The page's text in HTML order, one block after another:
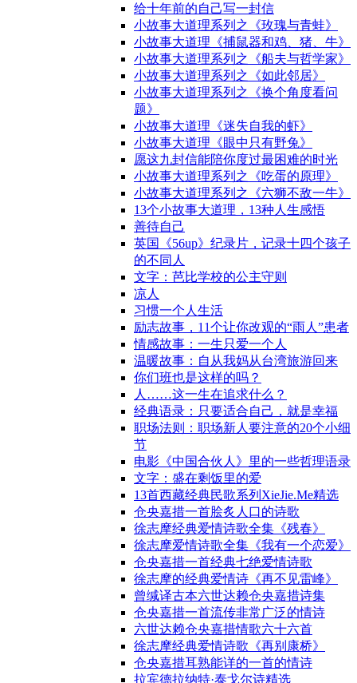
给十年前的自己写一封信
小故事大道理系列之《玫瑰与青蛙》
小故事大道理《捕鼠器和鸡、猪、牛》
小故事大道理系列之《船夫与哲学家》
小故事大道理系列之《如此邻居》
小故事大道理系列之《换个角度看问
题》
小故事大道理《迷失自我的虾》
小故事大道理《眼中只有野兔》
愿这九封信能陪你度过最困难的时光
小故事大道理系列之《吃蛋的原理》
小故事大道理系列之《六狮不敌一牛》
13个小故事大道理，13种人生感悟
善待自己
英国《56up》纪录片，记录十四个孩子
的不同人
文字：芭比学校的公主守则
凉人
习惯一个人生活
励志故事，11个让你改观的“雨人”患者
情感故事：一生只爱一个人
温暖故事：自从我妈从台湾旅游回来
你们班也是这样的吗？
人……这一生在追求什么？
经典语录：只要适合自己，就是幸福
职场法则：职场新人要注意的20个小细
节
电影《中国合伙人》里的一些哲理语录
文字：盛在剩饭里的爱
13首西藏经典民歌系列XieJie.Me精选
仓央嘉措一首脍炙人口的诗歌
徐志摩经典爱情诗歌全集《残春》
徐志摩爱情诗歌全集《我有一个恋爱》
仓央嘉措一首经典七绝爱情诗歌
徐志摩的经典爱情诗《再不见雷峰》
曾缄译古本六世达赖仓央嘉措诗集
仓央嘉措一首流传非常广泛的情诗
六世达赖仓央嘉措情歌六十六首
徐志摩经典爱情诗歌《再别康桥》
仓央嘉措耳熟能详的一首的情诗
拉宾德拉纳特·泰戈尔诗精选